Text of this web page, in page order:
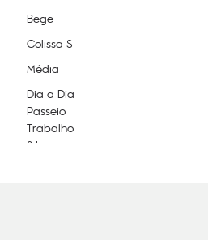
Bege
Colissa S
Média
Dia a Dia
Passeio
Trabalho
8 L